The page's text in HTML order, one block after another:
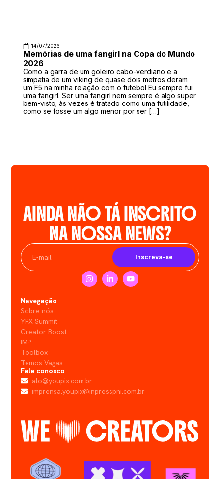
14/07/2026
Memórias de uma fangirl na Copa do Mundo
2026
Como a garra de um goleiro cabo-verdiano e a
simpatia de um viking de quase dois metros deram
um F5 na minha relação com o futebol Eu sempre fui
uma fangirl. Ser uma fangirl nem sempre é algo super
bem-visto; às vezes é tratado como uma futilidade,
como se fosse um algo menor por ser […]
AINDA NÃO TÁ INSCRITO
NA NOSSA NEWS?
Inscreva-se
Navegação
Sobre nós
YPX Summit
Creator Boost
IMP
Toolbox
Temos Vagas
Fale conosco
alo@youpix.com.br
imprensa.youpix@inpresspni.com.br